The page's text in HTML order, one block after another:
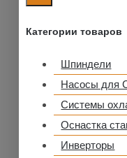
Категории товаров
Шпиндели
Насосы для
Системы
Оснастка
Инверторы